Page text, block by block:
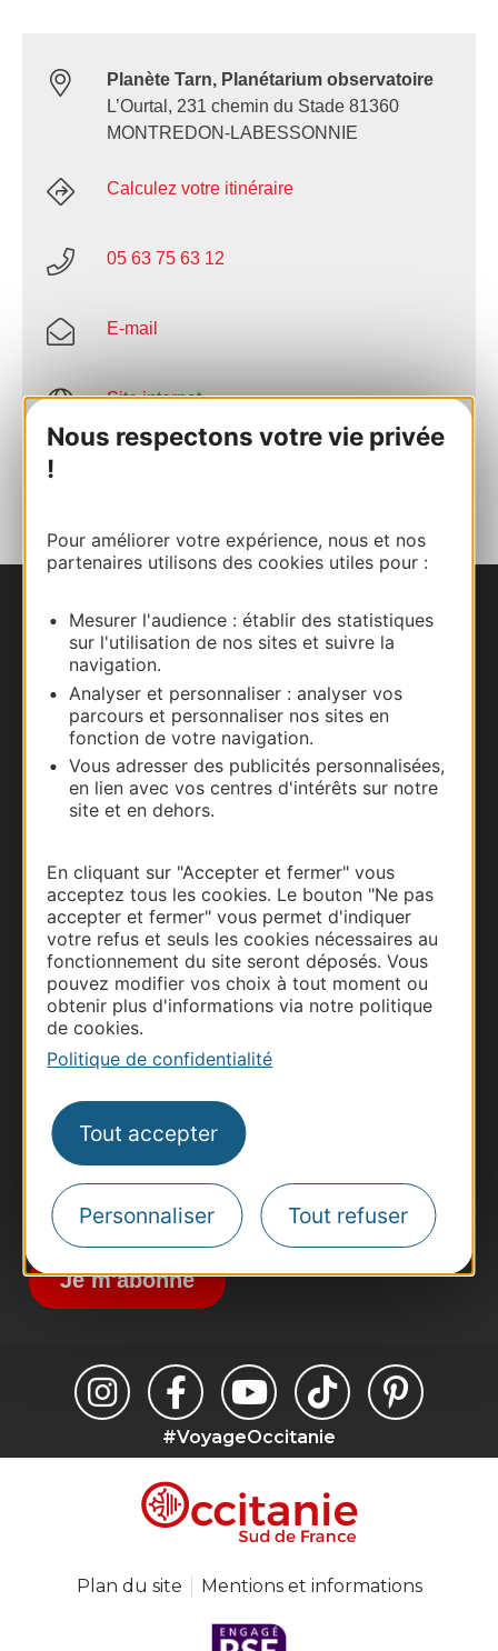
Nous respectons votre vie privée
!
Pour améliorer votre expérience, nous et nos
partenaires utilisons des cookies utiles pour :
Mesurer l'audience : établir des statistiques
sur l'utilisation de nos sites et suivre la
navigation.
Analyser et personnaliser : analyser vos
parcours et personnaliser nos sites en
fonction de votre navigation.
Vous adresser des publicités personnalisées,
en lien avec vos centres d'intérêts sur notre
site et en dehors.
En cliquant sur "Accepter et fermer" vous
acceptez tous les cookies. Le bouton "Ne pas
accepter et fermer" vous permet d'indiquer
votre refus et seuls les cookies nécessaires au
fonctionnement du site seront déposés. Vous
pouvez modifier vos choix à tout moment ou
obtenir plus d'informations via notre politique
de cookies.
Politique de confidentialité
Tout accepter
Personnaliser Tout refuser
Planète Tarn, Planétarium observatoire
L’Ourtal, 231 chemin du Stade 81360
MONTREDON-LABESSONNIE
Calculez votre itinéraire
05 63 75 63 12
E-mail
Site internet
Nous contacter
Carte interactive
Documentation
Thermalisme
Business/Mice
Pros d'Occitanie
Voyagistes
Destination Sport
Inscrivez-vous à la lettre d'information
Destination Occitanie pour recevoir des
suggestions de séjours, de visites et de sorties.
Je m'abonne
#VoyageOccitanie
Plan du site Mentions et informations